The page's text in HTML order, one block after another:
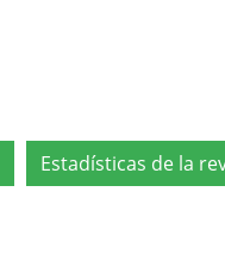
Estadísticas de la